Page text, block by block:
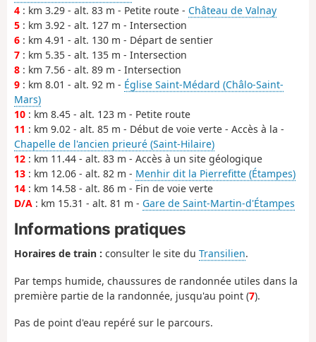
4 : km 3.29 - alt. 83 m - Petite route - Château de Valnay
5 : km 3.92 - alt. 127 m - Intersection
6 : km 4.91 - alt. 130 m - Départ de sentier
7 : km 5.35 - alt. 135 m - Intersection
8 : km 7.56 - alt. 89 m - Intersection
9 : km 8.01 - alt. 92 m - Église Saint-Médard (Châlo-Saint-
Mars)
10 : km 8.45 - alt. 123 m - Petite route
11 : km 9.02 - alt. 85 m - Début de voie verte - Accès à la -
Chapelle de l'ancien prieuré (Saint-Hilaire)
12 : km 11.44 - alt. 83 m - Accès à un site géologique
13 : km 12.06 - alt. 82 m - Menhir dit la Pierrefitte (Étampes)
14 : km 14.58 - alt. 86 m - Fin de voie verte
D/A : km 15.31 - alt. 81 m - Gare de Saint-Martin-d'Étampes
Informations pratiques
Horaires de train : consulter le site du Transilien.
Par temps humide, chaussures de randonnée utiles dans la
première partie de la randonnée, jusqu'au point (7).
Pas de point d'eau repéré sur le parcours.